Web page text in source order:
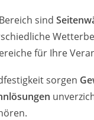
sind
für Ihre
sorgen